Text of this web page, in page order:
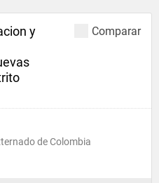
Comparar
y
de Colombia